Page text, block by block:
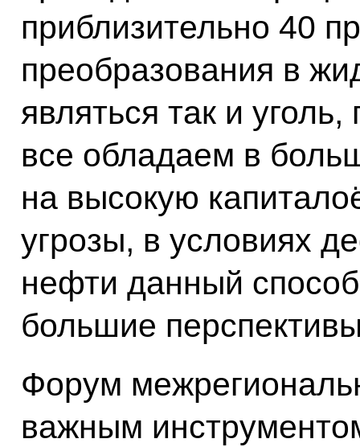
приблизительно 40
преобразования в
являться так и
все обладаем в
на высокую
угрозы, в условиях
нефти данный
большие
Форум
важным